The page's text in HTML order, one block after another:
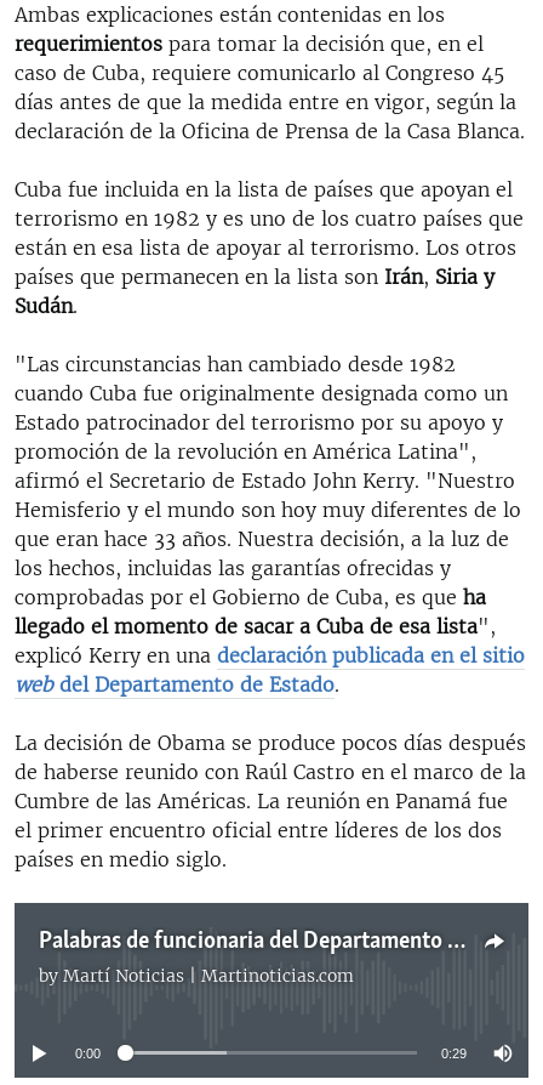
Ambas explicaciones están contenidas en los
requerimientos para tomar la decisión que, en el
caso de Cuba, requiere comunicarlo al Congreso 45
días antes de que la medida entre en vigor, según la
declaración de la Oficina de Prensa de la Casa Blanca.
Cuba fue incluida en la lista de países que apoyan el
terrorismo en 1982 y es uno de los cuatro países que
están en esa lista de apoyar al terrorismo. Los otros
países que permanecen en la lista son Irán, Siria y
Sudán.
"Las circunstancias han cambiado desde 1982
cuando Cuba fue originalmente designada como un
Estado patrocinador del terrorismo por su apoyo y
promoción de la revolución en América Latina",
afirmó el Secretario de Estado John Kerry. "Nuestro
Hemisferio y el mundo son hoy muy diferentes de lo
que eran hace 33 años. Nuestra decisión, a la luz de
los hechos, incluidas las garantías ofrecidas y
comprobadas por el Gobierno de Cuba, es que ha
llegado el momento de sacar a Cuba de esa lista",
explicó Kerry en una declaración publicada en el sitio
webdel Departamento de Estado.
La decisión de Obama se produce pocos días después
de haberse reunido con Raúl Castro en el marco de la
Cumbre de las Américas. La reunión en Panamá fue
el primer encuentro oficial entre líderes de los dos
países en medio siglo.
Palabras de funcionaria del Departamento de Estado
by Martí Noticias | Martinoticias.com
No media source currently available
0:00 0:29